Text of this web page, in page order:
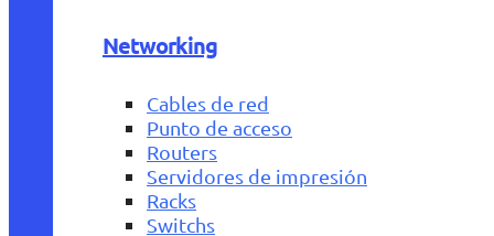
Networking
Cables de red
Punto de acceso
Routers
Servidores de impresión
Racks
Switchs